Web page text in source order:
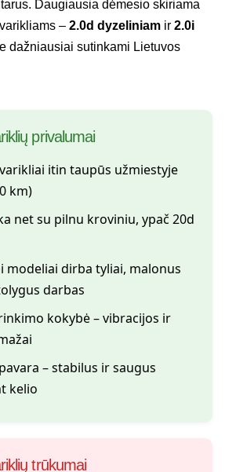
Daugiausia dėmesio skiriama
– 2.0d dyzeliniam ir 2.0i
dažniausiai sutinkami Lietuvos
privalumai
itin taupūs užmiestyje
km)
net su pilnu kroviniu, ypač 20d
modeliai dirba tyliai, malonus
darbas
kokybė – vibracijos ir
– stabilus ir saugus
kelio
trūkumai